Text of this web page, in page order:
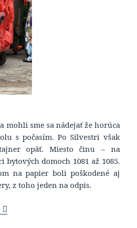
mohli sme sa nádejať že horúca
s počasím. Po Silvestri však
opäť. Miesto činu – na
domoch 1081 až 1085.
na papier boli poškodené aj
z toho jeden na odpis.
Fantóm z Dubnice – podpaľač